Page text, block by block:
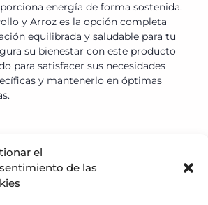
el
de las
energía de forma sostenida.
y Arroz es la opción completa
equilibrada y saludable para tu
su bienestar con este producto
para satisfacer sus necesidades
y mantenerlo en óptimas